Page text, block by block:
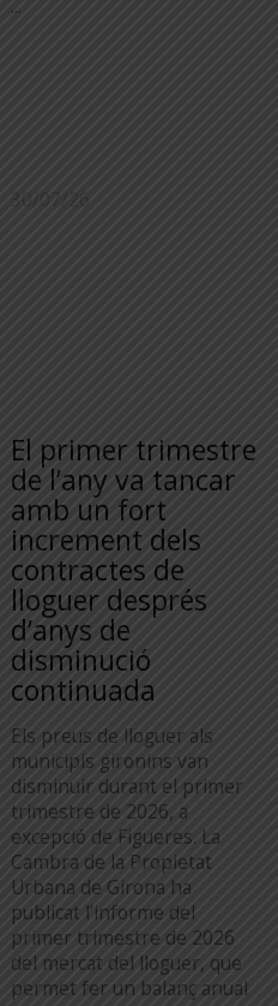
...
30/07/26
El primer trimestre
de l’any va tancar
amb un fort
increment dels
contractes de
lloguer després
d’anys de
disminució
continuada
Els preus de lloguer als
municipis gironins van
disminuir durant el primer
trimestre de 2026, a
excepció de Figueres. La
Cambra de la Propietat
Urbana de Girona ha
publicat l’informe del
primer trimestre de 2026
del mercat del lloguer, que
permet fer un balanç anual